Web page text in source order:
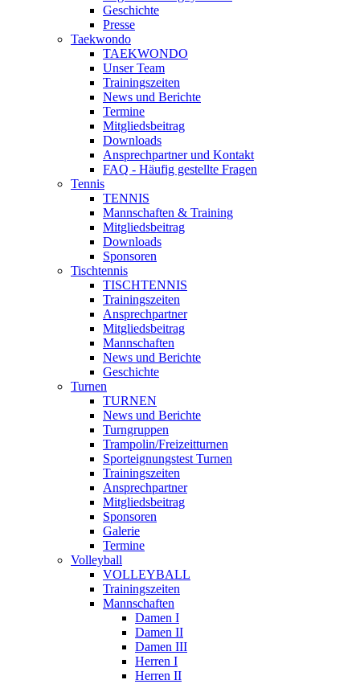
Geschichte
Presse
Taekwondo
TAEKWONDO
Unser Team
Trainingszeiten
News und Berichte
Termine
Mitgliedsbeitrag
Downloads
Ansprechpartner und Kontakt
FAQ - Häufig gestellte Fragen
Tennis
TENNIS
Mannschaften & Training
Mitgliedsbeitrag
Downloads
Sponsoren
Tischtennis
TISCHTENNIS
Trainingszeiten
Ansprechpartner
Mitgliedsbeitrag
Mannschaften
News und Berichte
Geschichte
Turnen
TURNEN
News und Berichte
Turngruppen
Trampolin/Freizeitturnen
Sporteignungstest Turnen
Trainingszeiten
Ansprechpartner
Mitgliedsbeitrag
Sponsoren
Galerie
Termine
Volleyball
VOLLEYBALL
Trainingszeiten
Mannschaften
Damen I
Damen II
Damen III
Herren I
Herren II